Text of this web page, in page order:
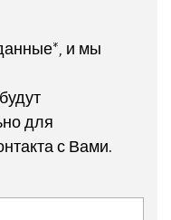
и мы
для
с Вами.